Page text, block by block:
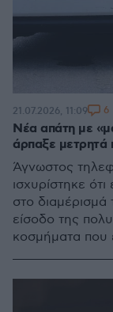
Νέα απάτη με
άρπαξε
Άγνωστος
ισχυρίστηκε
στο διαμέρισμά
είσοδο της
κοσμήματα που
21.07.2026, 11:09 6